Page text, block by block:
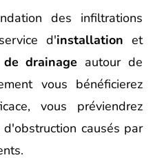
des infiltrations
d'installation et
drainage autour de
vous bénéficierez
vous préviendrez
causés par